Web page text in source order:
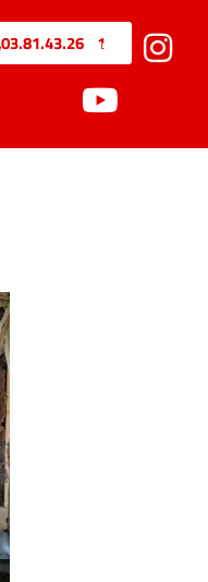
03.81.43.26.71